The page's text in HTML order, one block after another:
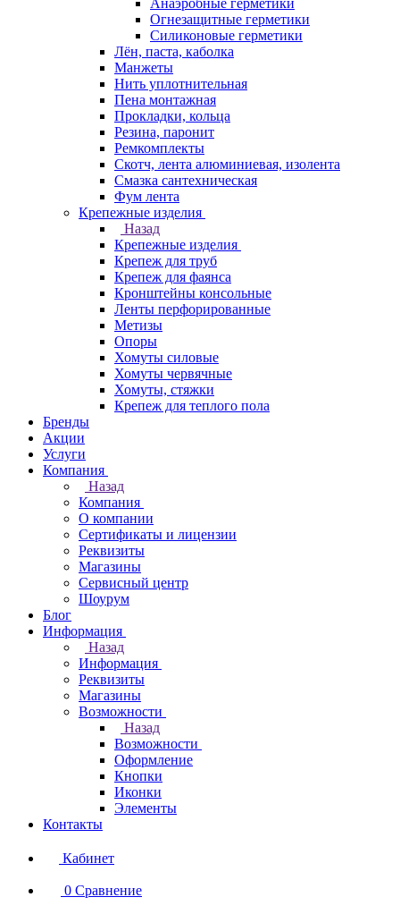
Анаэробные герметики
Огнезащитные герметики
Силиконовые герметики
Лён, паста, каболка
Манжеты
Нить уплотнительная
Пена монтажная
Прокладки, кольца
Резина, паронит
Ремкомплекты
Скотч, лента алюминиевая, изолента
Смазка сантехническая
Фум лента
Крепежные изделия
Назад
Крепежные изделия
Крепеж для труб
Крепеж для фаянса
Кронштейны консольные
Ленты перфорированные
Метизы
Опоры
Хомуты силовые
Хомуты червячные
Хомуты, стяжки
Крепеж для теплого пола
Бренды
Акции
Услуги
Компания
Назад
Компания
О компании
Сертификаты и лицензии
Реквизиты
Магазины
Сервисный центр
Шоурум
Блог
Информация
Назад
Информация
Реквизиты
Магазины
Возможности
Назад
Возможности
Оформление
Кнопки
Иконки
Элементы
Контакты
Кабинет
0 Сравнение